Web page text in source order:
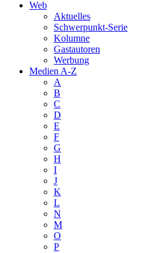
Web
Aktuelles
Schwerpunkt-Serie
Kolumne
Gastautoren
Werbung
Medien A-Z
A
B
C
D
E
F
G
H
I
J
K
L
N
M
O
P